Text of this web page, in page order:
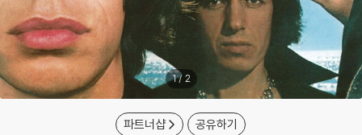
1/ 2
파트너샵 공유하기